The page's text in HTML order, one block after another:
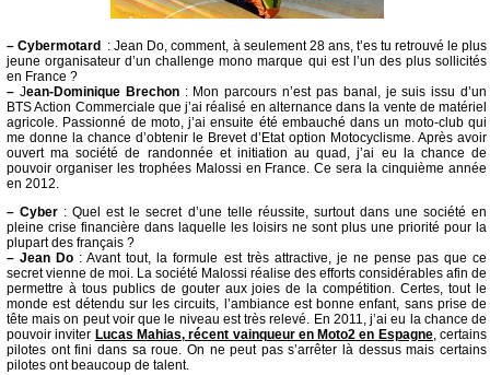
– Cybermotard
: Jean Do, comment, à seulement 28 ans, t’es tu retrouvé le plus
jeune organisateur d’un challenge mono marque qui est l’un des plus sollicités
en France ?
– Jean-Dominique Brechon: Mon parcours n’est pas banal, je suis issu d’un
BTS Action Commerciale que j’ai réalisé en alternance dans la vente de matériel
agricole. Passionné de moto, j’ai ensuite été embauché dans un moto-club qui
me donne la chance d’obtenir le Brevet d’Etat option Motocyclisme. Après avoir
ouvert ma société de randonnée et initiation au quad, j’ai eu la chance de
pouvoir organiser les trophées Malossi en France. Ce sera la cinquième année
en 2012.
– Cyber : Quel est le secret d’une telle réussite, surtout dans une société en
pleine crise financière dans laquelle les loisirs ne sont plus une priorité pour la
plupart des français ?
– Jean Do : Avant tout, la formule est très attractive, je ne pense pas que ce
secret vienne de moi. La société Malossi réalise des efforts considérables afin de
permettre à tous publics de gouter aux joies de la compétition. Certes, tout le
monde est détendu sur les circuits, l’ambiance est bonne enfant, sans prise de
tête mais on peut voir que le niveau est très relevé. En 2011, j’ai eu la chance de
pouvoir inviter Lucas Mahias, récent vainqueur en Moto2 en Espagne, certains
pilotes ont fini dans sa roue. On ne peut pas s’arrêter là dessus mais certains
pilotes ont beaucoup de talent.